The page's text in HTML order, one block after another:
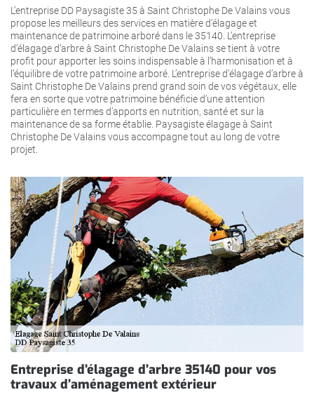
L’entreprise DD Paysagiste 35 à Saint Christophe De Valains vous
propose les meilleurs des services en matière d’élagage et
maintenance de patrimoine arboré dans le 35140. L’entreprise
d’élagage d’arbre à Saint Christophe De Valains se tient à votre
profit pour apporter les soins indispensable à l’harmonisation et à
l’équilibre de votre patrimoine arboré. L’entreprise d’élagage d’arbre à
Saint Christophe De Valains prend grand soin de vos végétaux, elle
fera en sorte que votre patrimoine bénéficie d’une attention
particulière en termes d’apports en nutrition, santé et sur la
maintenance de sa forme établie. Paysagiste élagage à Saint
Christophe De Valains vous accompagne tout au long de votre
projet.
Entreprise d’élagage d’arbre 35140 pour vos
travaux d’aménagement extérieur